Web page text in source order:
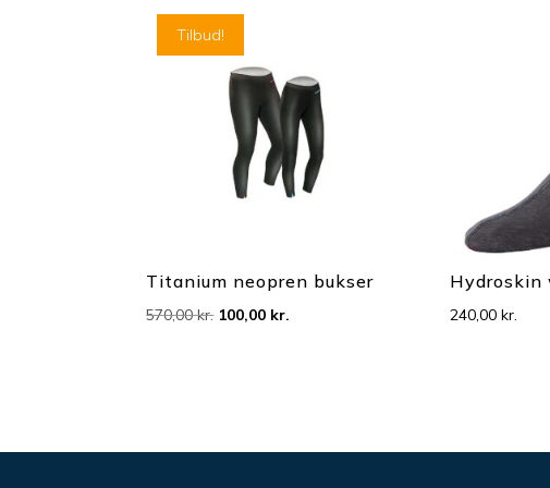
Tilbud!
Titanium neopren bukser
570,00kr. Den
100,00 kr.
Hydroskin
240,00kr.